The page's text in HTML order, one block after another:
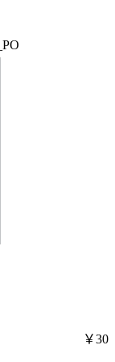
￥30